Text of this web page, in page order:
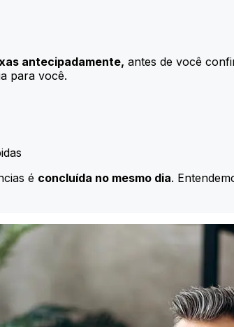
antecipadamente, antes de você
para você.
é concluída no mesmo dia.